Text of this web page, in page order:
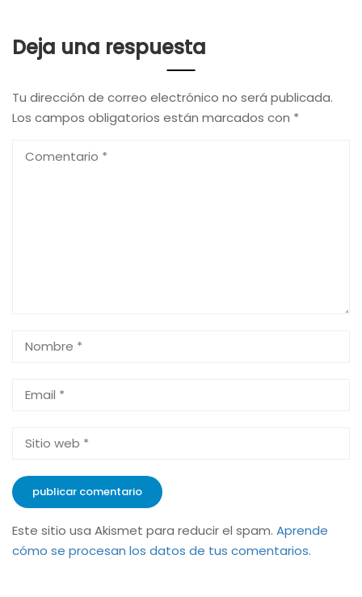
Deja una respuesta
Tu dirección de correo electrónico no será publicada.
Los campos obligatorios están marcados con *
Este sitio usa Akismet para reducir el spam. Aprende
cómo se procesan los datos de tus comentarios.